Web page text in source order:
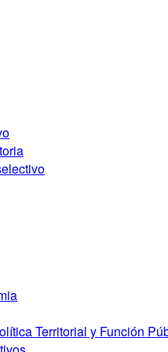
Territorial y Función